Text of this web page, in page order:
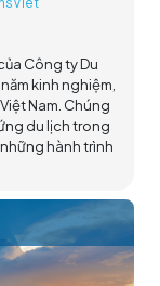
Công ty Du
kinh nghiệm,
Nam. Chúng
du lịch trong
hành trình